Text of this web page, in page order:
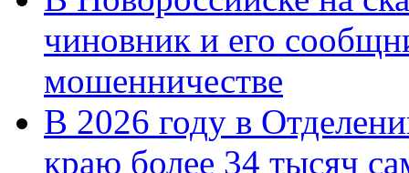
чиновник и его
мошенничестве
В 2026 году в
краю более 34 тысяч